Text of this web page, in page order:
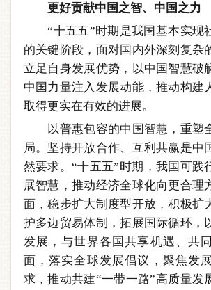
更好贡献中国之智、中国之力
“十五五”时期是我国基本实现
的关键阶段，面对国内外深刻复杂
立足自身发展优势，以中国智慧破
中国力量注入发展动能，推动构建
取得更实在有效的进展。
以普惠包容的中国智慧，重塑
局。坚持开放合作、互利共赢是中
然要求。“十五五”时期，我国可践
展智慧，推动经济全球化向更合理
面，稳步扩大制度型开放，积极扩
护多边贸易体制，拓展国际循环，
发展，与世界各国共享机遇、共
面，落实全球发展倡议，聚焦发
求，推动共建“一带一路”高质量发